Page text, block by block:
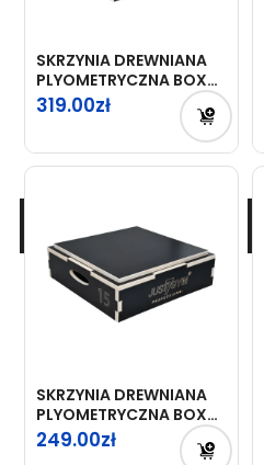
SKRZYNIA DREWNIANA
PLYOMETRYCZNA BOX
56X56X30CM
JUST7GYM
319.00
SKRZYNIA DREWNIANA
PLYOMETRYCZNA BOX
56X56X15CM
JUST7GYM
249.00